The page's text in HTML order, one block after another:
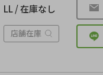
LL / 在庫なし
店舗在庫